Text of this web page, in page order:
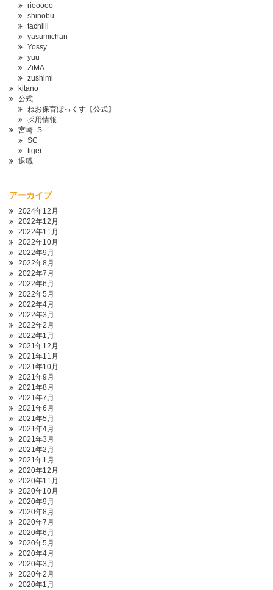
riooooo
shinobu
tachiiii
yasumichan
Yossy
yuu
ZiMA
zushimi
kitano
公式
ねお保育ぼっくす【公式】
採用情報
宮崎_S
SC
tiger
退職
アーカイブ
2024年12月
2022年12月
2022年11月
2022年10月
2022年9月
2022年8月
2022年7月
2022年6月
2022年5月
2022年4月
2022年3月
2022年2月
2022年1月
2021年12月
2021年11月
2021年10月
2021年9月
2021年8月
2021年7月
2021年6月
2021年5月
2021年4月
2021年3月
2021年2月
2021年1月
2020年12月
2020年11月
2020年10月
2020年9月
2020年8月
2020年7月
2020年6月
2020年5月
2020年4月
2020年3月
2020年2月
2020年1月